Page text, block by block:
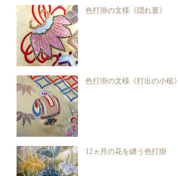
色打掛の文様《隠れ蓑》
色打掛の文様《打出の小槌》
12ヵ月の花を纏う色打掛